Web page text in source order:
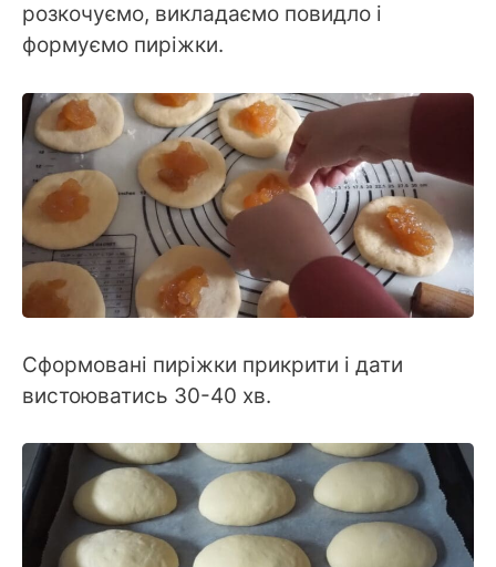
розкочуємо, викладаємо повидло і
формуємо пиріжки.
Сформовані пиріжки прикрити і дати
вистоюватись 30-40 хв.